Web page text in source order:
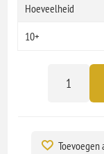
Hoeveelheid
10+
Toevoegen